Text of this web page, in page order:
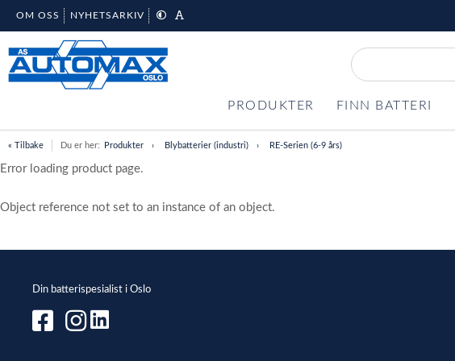
OM OSS NYHETSARKIV
PRODUKTER FINN BATTERI
« Tilbake Du er her: Produkter Blybatterier (industri) RE-Serien (6-9 års)
Error loading product page.
Object reference not set to an instance of an object.
Din batterispesialist i Oslo